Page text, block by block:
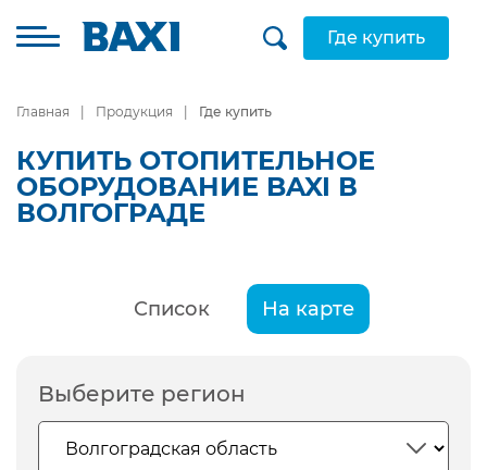
Где купить
Главная Продукция Где купить
КУПИТЬ ОТОПИТЕЛЬНОЕ
ОБОРУДОВАНИЕ BAXI В
ВОЛГОГРАДЕ
Список На карте
Выберите регион